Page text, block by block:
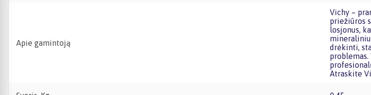
Apie gamintoją
Vichy – prancūzų dermokosmetikos prekės ženklas, žinomas dėl profesionalių odos
priežiūros
losjonus,
drėkinti,
Atraskite